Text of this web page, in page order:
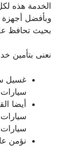
الخدمة هذه
وبأفضل أجهزة
بحيث تحافظ
نعنى بتأمين
غسيل
أيضا
سيارات
نؤمن